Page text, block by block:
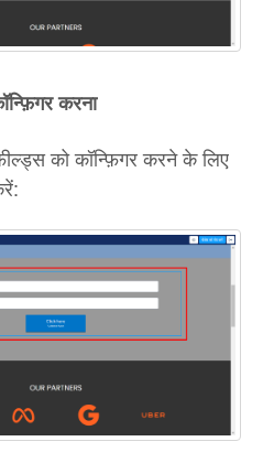
करना
को कॉन्फ़िगर करने के लिए